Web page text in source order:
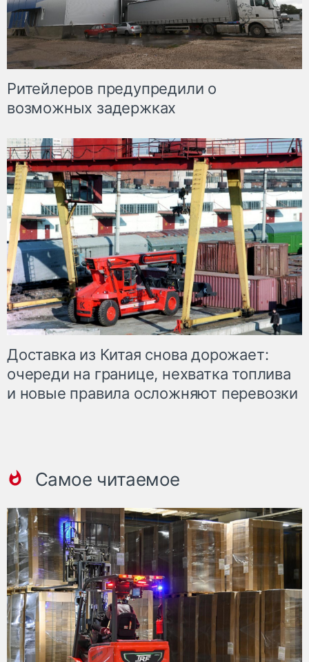
Ритейлеров предупредили о
возможных задержках
Доставка из Китая снова дорожает:
очереди на границе, нехватка топлива
и новые правила осложняют перевозки
Самое читаемое